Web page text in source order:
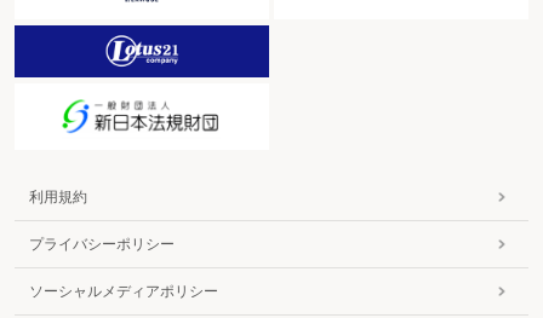
利用規約
プライバシーポリシー
ソーシャルメディアポリシー